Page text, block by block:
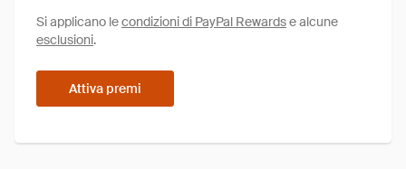
Si applicano lecondizioni di PayPal Rewardse alcune
esclusioni.
Attiva premi